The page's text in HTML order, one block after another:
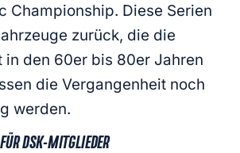
Championship. Diese Serien
zurück, die die
in den 60er bis 80er Jahren
die Vergangenheit noch
werden.
DSK-MITGLIEDER